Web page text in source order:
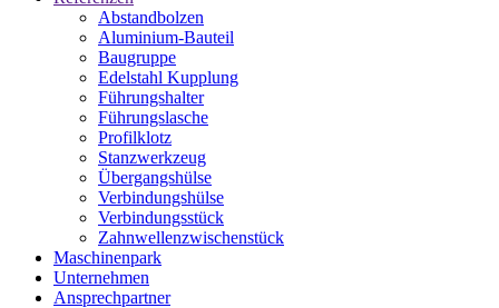
Abstandbolzen
Aluminium-Bauteil
Baugruppe
Edelstahl Kupplung
Führungshalter
Führungslasche
Profilklotz
Stanzwerkzeug
Übergangshülse
Verbindungshülse
Verbindungsstück
Zahnwellen­zwischenstück
Maschinenpark
Unternehmen
Ansprechpartner